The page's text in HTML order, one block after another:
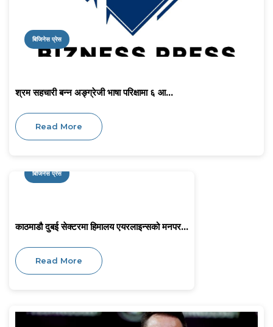
बिजिनेस प्रेस
श्रम सहचारी बन्न अङ्ग्रेजी भाषा परिक्षामा ६ आ...
Read More
बिजिनेस प्रेस
काठमाडौ दुबई सेक्टरमा हिमालय एयरलाइन्सको मनपर...
Read More